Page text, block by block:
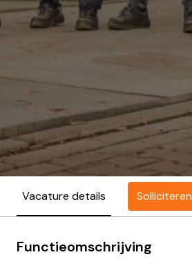
Vacature details Solliciteren
Functieomschrijving